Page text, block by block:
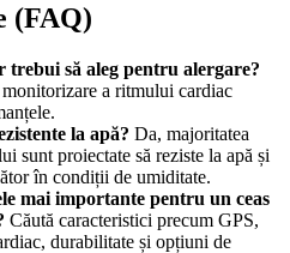
(FAQ)
trebui să aleg pentru alergare?
a ritmului cardiac
la apă? Da, majoritatea
sunt proiectate să reziste la apă și
în condiții de umiditate.
mai importante pentru un ceas
Căută caracteristici precum GPS,
durabilitate și opțiuni de